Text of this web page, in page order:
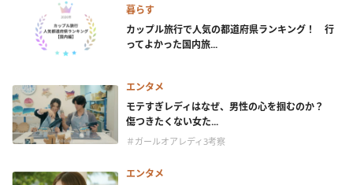
暮らす
カップル旅行で人気の都道府県ランキング！ 行
ってよかった国内旅...
エンタメ
モテすぎレディはなぜ、男性の心を掴むのか？
傷つきたくない女た...
＃ガールオアレディ3考察
エンタメ